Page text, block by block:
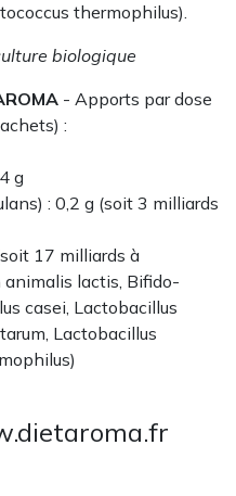
thermophilus).
biologique
- Apports par dose
:
g
: 0,2 g (soit 3 milliards
17 milliards à
animalis lactis, Bifido-
casei, Lactobacillus
Lactobacillus